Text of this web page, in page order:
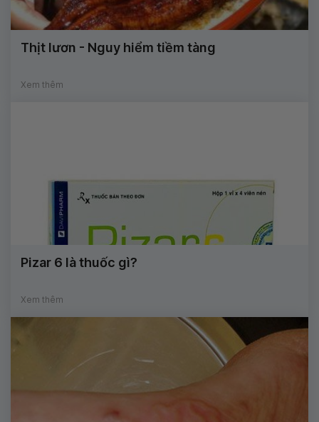
Thịt lươn - Nguy hiểm tiềm tàng
Xem thêm
Pizar 6 là thuốc gì?
Xem thêm